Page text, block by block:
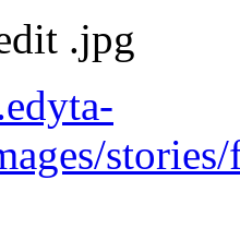
.jpg